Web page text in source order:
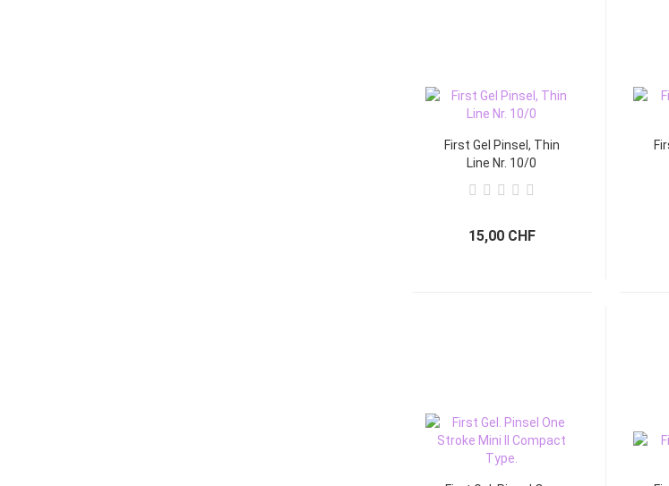
First Gel Pinsel, Thin
Line Nr. 10/0
15,00 CHF